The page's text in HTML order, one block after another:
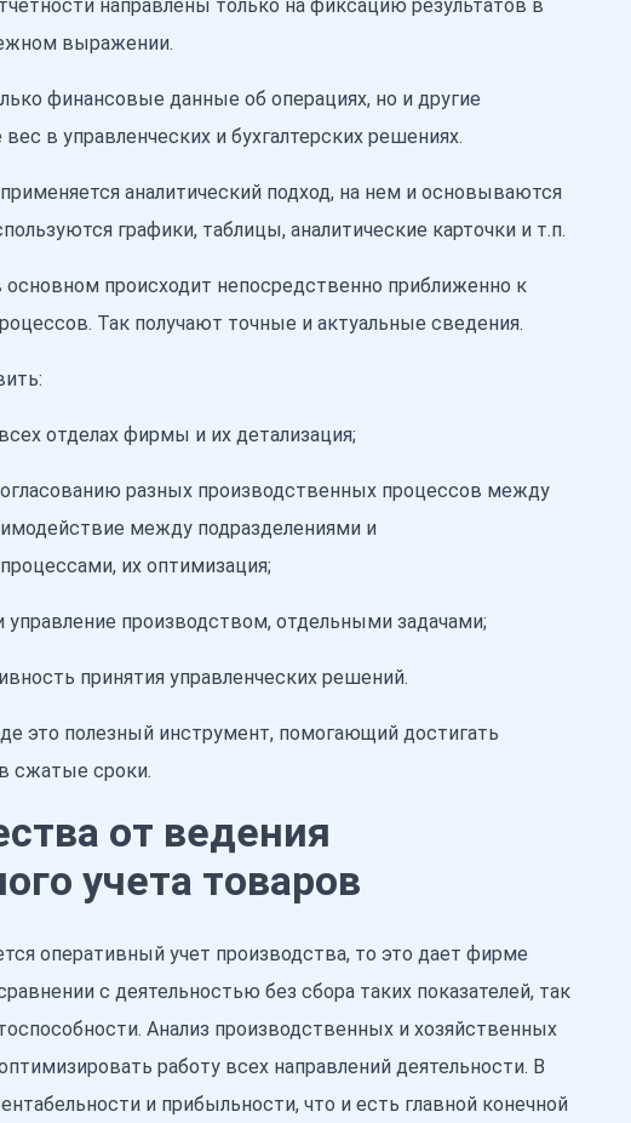
направлены только на фиксацию результатов в
выражении.
финансовые данные об операциях, но и другие
в управленческих и бухгалтерских решениях.
аналитический подход, на нем и основываются
графики, таблицы, аналитические карточки и т.п.
происходит непосредственно приближенно к
Так получают точные и актуальные сведения.
отделах фирмы и их детализация;
разных производственных процессов между
между подразделениями и
их оптимизация;
управление производством, отдельными задачами;
принятия управленческих решений.
это полезный инструмент, помогающий достигать
сжатые сроки.
от ведения
учета товаров
оперативный учет производства, то это дает фирме
с деятельностью без сбора таких показателей, так
Анализ производственных и хозяйственных
работу всех направлений деятельности. В
и прибыльности, что и есть главной конечной